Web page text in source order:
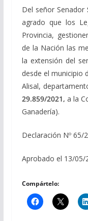
Del señor Senador
agrado que los
Provincia,
de la Nación las
la extensión del
desde el municipio
Alisal,
29.859/2021, a la
Ganadería).
Declaración Nº 65/
Aprobado el 13/05/
Compártelo: